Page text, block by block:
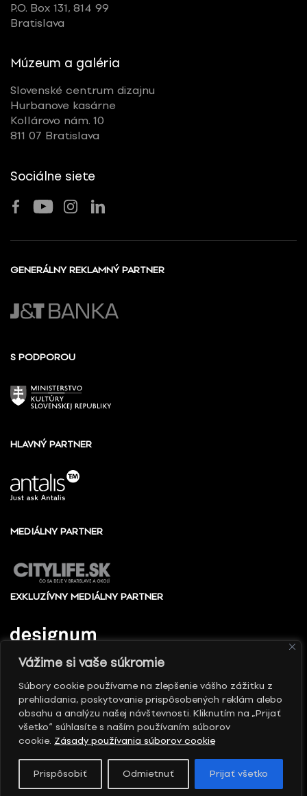
Vážime si vaše súkromie
Súbory cookie používame na zlepšenie vášho zážitku z
prehliadania, poskytovanie prispôsobených reklám alebo
obsahu a analýzu našej návštevnosti. Kliknutím na „Prijať
všetko“ súhlasíte s naším používaním súborov
cookie. Zásady používania súborov cookie
Prispôsobiť Odmietnuť Prijať všetko
P.O. Box 131, 814 99
Bratislava
Múzeum a galéria
Slovenské centrum dizajnu
Hurbanove kasárne
Kollárovo nám. 10
811 07 Bratislava
Sociálne siete
GENERÁLNY REKLAMNÝ PARTNER
S PODPOROU
HLAVNÝ PARTNER
MEDIÁLNY PARTNER
EXKLUZÍVNY MEDIÁLNY PARTNER
© 2010 - 2026 Slovenské centrum dizajnu, Všetky
práva vyhradené